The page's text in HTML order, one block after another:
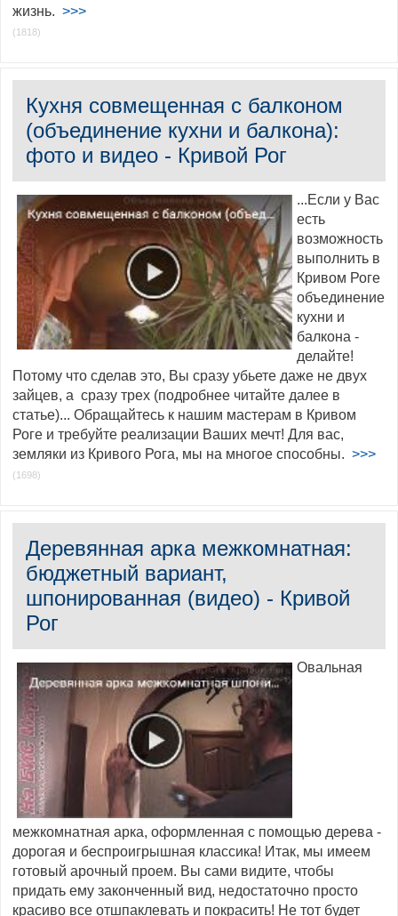
жизнь. >>>
(1818)
Кухня совмещенная с балконом
(объединение кухни и балкона):
фото и видео - Кривой Рог
...Если у Вас
есть
возможность
выполнить в
Кривом Роге
объединение
кухни и
балкона -
делайте!
Потому что сделав это, Вы сразу убьете даже не двух
зайцев, а сразу трех (подробнее читайте далее в
статье)... Обращайтесь к нашим мастерам в Кривом
Роге и требуйте реализации Ваших мечт! Для вас,
земляки из Кривого Рога, мы на многое способны. >>>
(1698)
Деревянная арка межкомнатная:
бюджетный вариант,
шпонированная (видео) - Кривой
Рог
Овальная
межкомнатная арка, оформленная с помощью дерева -
дорогая и беспроигрышная классика! Итак, мы имеем
готовый арочный проем. Вы сами видите, чтобы
придать ему законченный вид, недостаточно просто
красиво все отшпаклевать и покрасить! Не тот будет